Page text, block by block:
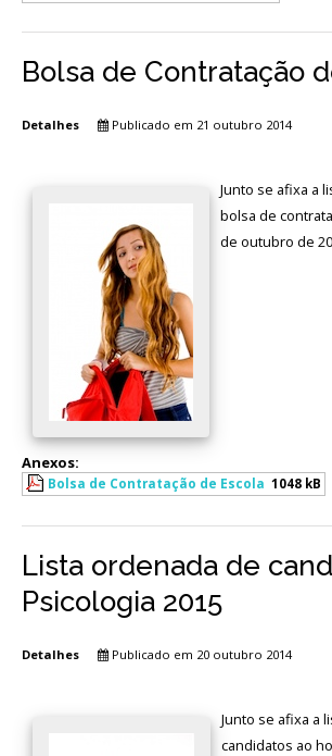
Bolsa de Contratação
Detalhes Publicado em 21 outubro 2014
Junto se afixa a
bolsa de
de outubro de
Anexos:
Bolsa de Contratação de Escola 1048 kB
Lista ordenada de
Psicologia 2015
Detalhes Publicado em 20 outubro 2014
Junto se afixa a
candidatos ao